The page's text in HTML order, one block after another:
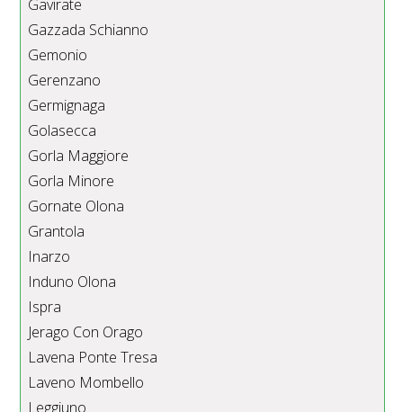
Gavirate
Gazzada Schianno
Gemonio
Gerenzano
Germignaga
Golasecca
Gorla Maggiore
Gorla Minore
Gornate Olona
Grantola
Inarzo
Induno Olona
Ispra
Jerago Con Orago
Lavena Ponte Tresa
Laveno Mombello
Leggiuno